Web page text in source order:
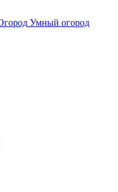
Умный огород